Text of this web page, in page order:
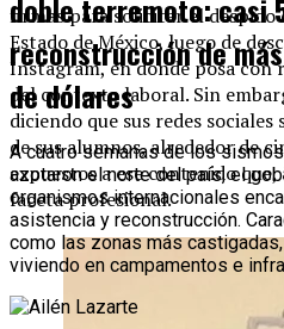
firmas para solicitar el despido
Estado de México, luego de
Instagram, en donde posa con
del contexto laboral. Sin
diciendo que sus redes
de sus alumnos, alrededor de
expuestos a ese contenido
faceta profesional.
doble terremoto: casi
reconstrucción de
de dólares
A cuatro semanas de los
azotaron el norte del país, el
organismos internacionales
asistencia y reconstrucción.
como las zonas más
viviendo en campamentos e